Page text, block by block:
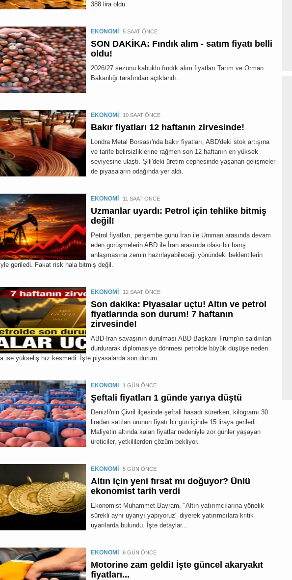
388 lira oldu.
EKONOMİ 5 SAAT ÖNCE
SON DAKİKA: Fındık alım - satım fiyatı belli
oldu!
2026/27 sezonu kabuklu fındık alım fiyatları Tarım ve Orman
Bakanlığı tarafından açıklandı.
EKONOMİ 10 SAAT ÖNCE
Bakır fiyatları 12 haftanın zirvesinde!
Londra Metal Borsası'nda bakır fiyatları, ABD'deki stok artışına
ve tarife belirsizliklerine rağmen son 12 haftanın en yüksek
seviyesine ulaştı. Şili'deki üretim cephesinde yaşanan gelişmeler
de piyasaların odağında yer aldı.
EKONOMİ 11 SAAT ÖNCE
Uzmanlar uyardı: Petrol için tehlike bitmiş
değil!
Petrol fiyatları, perşembe günü İran ile Umman arasında devam
eden görüşmelerin ABD ile İran arasında olası bir barış
anlaşmasına zemin hazırlayabileceği yönündeki beklentilerin
geriledi. Fakat risk hala bitmiş değil.
EKONOMİ 12 SAAT ÖNCE
Son dakika: Piyasalar uçtu! Altın ve petrol
fiyatlarında son durum! 7 haftanın
zirvesinde!
ABD-İran savaşının durulması ABD Başkanı Trump'ın saldırıları
durdurarak diplomasiye dönmesi petrolde büyük düşüşe neden
ise yükseliş hız kesmedi. İşte piyasalarda son durum.
EKONOMİ 1 GÜN ÖNCE
Şeftali fiyatları 1 günde yarıya düştü
Denizli'nin Çivril ilçesinde şeftali hasadı sürerken, kilogramı 30
liradan satılan ürünün fiyatı bir gün içinde 15 liraya geriledi.
Maliyetin altında kalan fiyatlar nedeniyle zor günler yaşayan
üreticiler, yetkililerden çözüm bekliyor.
EKONOMİ 5 GÜN ÖNCE
Altın için yeni fırsat mı doğuyor? Ünlü
ekonomist tarih verdi
Ekonomist Muhammet Bayram, "Altın yatırımcılarına yönelik
sürekli aynı uyarıyı yapıyoruz" diyerek yatırımcılara kritik
uyarılarda bulundu. İşte detaylar...
EKONOMİ 6 GÜN ÖNCE
Motorine zam geldi! İşte güncel akaryakıt
fiyatları...